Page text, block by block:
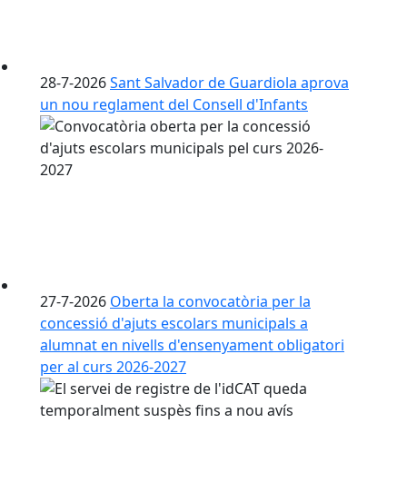
28-7-2026Sant Salvador de Guardiola aprova
un nou reglament del Consell d'Infants
27-7-2026 Oberta la convocatòria per la
concessió d'ajuts escolars municipals a
alumnat en nivells d'ensenyament obligatori
per al curs 2026-2027